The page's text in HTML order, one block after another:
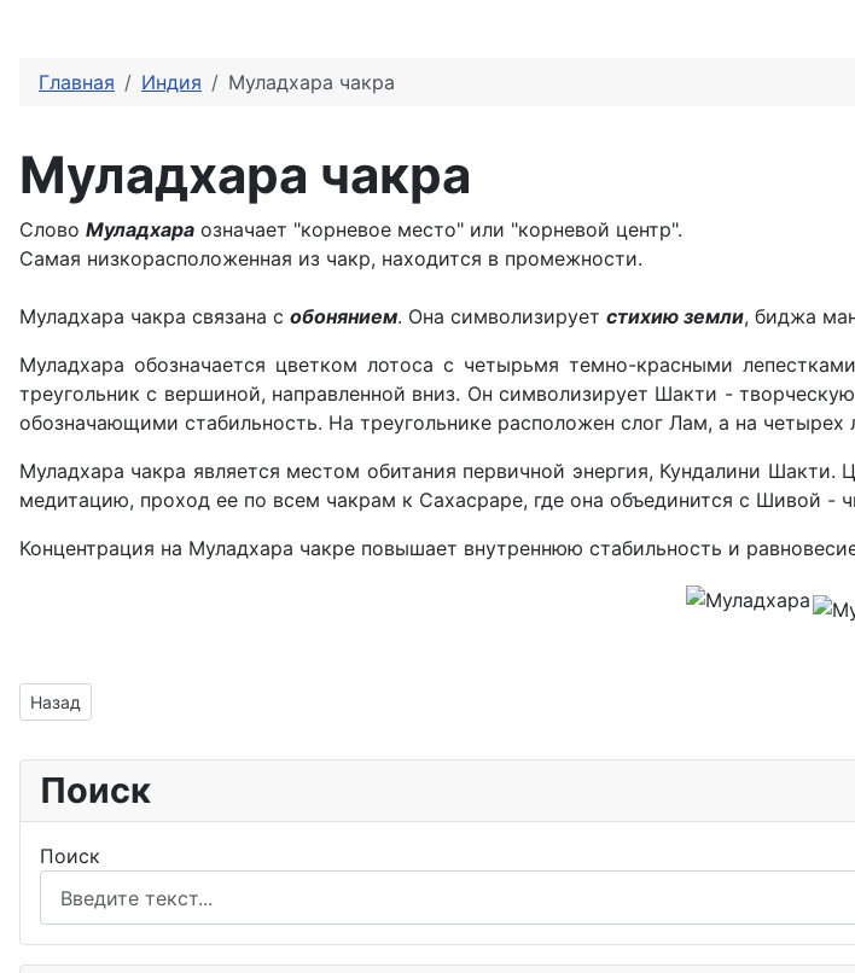
Главная Индия Муладхара чакра
Муладхара чакра
Слово Муладхара означает "корневое место" или "корневой центр".
Самая низкорасположенная из чакр, находится в промежности.
Муладхара чакра связана с обонянием. Она символизирует стихию земли, биджа
Муладхара обозначается цветком лотоса с четырьмя темно-красными
треугольник с вершиной, направленной вниз. Он символизирует Шакти -
обозначающими стабильность. На треугольнике расположен слог Лам, а на
Муладхара чакра является местом обитания первичной энергия, Кундалини
медитацию, проход ее по всем чакрам к Сахасраре, где она объединится с Шивой -
Концентрация на Муладхара чакре повышает внутреннюю стабильность и
Предыдущий: Мусульманская музыкальная традиция
Назад
Поиск
Поиск